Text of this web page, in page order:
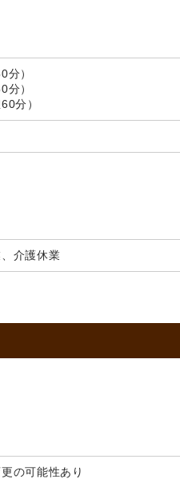
）
）
分）
介護休業
の可能性あり